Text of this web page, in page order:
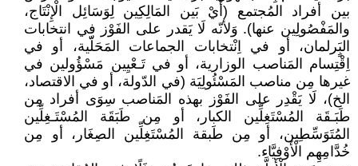
بين أفراد المُجتمع (أَيْ بَين المَالِكِين لِوَسَائِل الْإِنْتَاج،
والمَفْصُولِين عنها). وَلأنّه لَا يَقدر على الفَوْز في انتخابات
البٍَرلمان، أو في اِنْتخابات الجماعات المَحَلّّية، أو في
اِقْتِسام المَناصب الوزارية، أو في تَـعْيِين مَسْؤُولين في
غيرها مِن مناصب المَسْئُولِيَة (في الدّولة، أو في الاقتصاد،
الخ)، لَا يَقْدِر على الفَوْز بهذه المَناصب سِوَى أفراد مِن
طَبَـقَة المُسْتَغِلِّين الكبار، أو مِن طَبَقَة المُسْتَـغِلِّين
المُتَوَسِّطِين، أو مِن طَبقة المُسْتَغِلِّين الصِغَار، أو مِن
خُدَّامِهِم الْأَوْفِيَّاء.